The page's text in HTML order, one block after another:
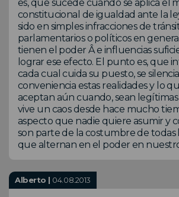
es, que sucede cuando se aplica el
constitucional de igualdad ante la
sido en simples infracciones de
parlamentarios o políticos en
tienen el poder Â e influencias
lograr ese efecto. El punto es, que
cada cual cuida su puesto, se
conveniencia estas realidades y lo
aceptan aún cuando, sean legítimas
vive un caos desde hace mucho
aspecto que nadie quiere asumir y
son parte de la costumbre de todas
que alternan en el poder en
Alberto | 04.08.2013